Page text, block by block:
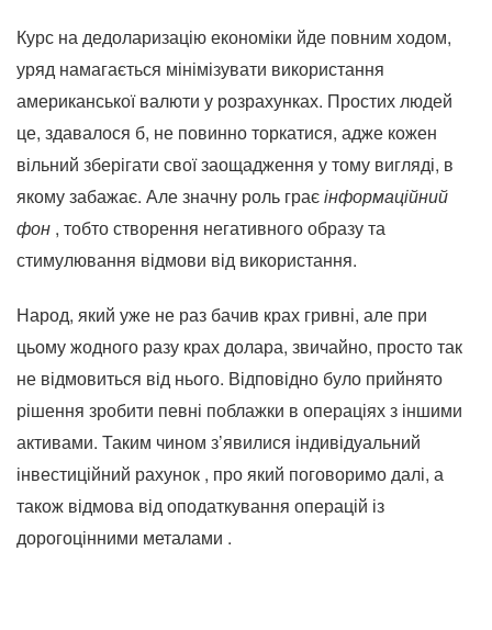
Курс на дедоларизацію економіки йде повним ходом,
уряд намагається мінімізувати використання
американської валюти у розрахунках. Простих людей
це, здавалося б, не повинно торкатися, адже кожен
вільний зберігати свої заощадження у тому вигляді, в
якому забажає. Але значну роль граєінформаційний
фон , тобто створення негативного образу та
стимулювання відмови від використання.
Народ, який уже не раз бачив крах гривні, але при
цьому жодного разу крах долара, звичайно, просто так
не відмовиться від нього. Відповідно було прийнято
рішення зробити певні поблажки в операціях з іншими
активами. Таким чином з’явилися індивідуальний
інвестиційний рахунок , про який поговоримо далі, а
також відмова від оподаткування операцій із
дорогоцінними металами .